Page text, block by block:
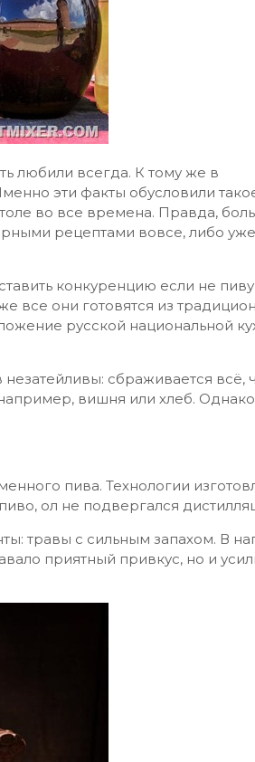
любили всегда. К тому же в
эти факты обусловили
во все времена. Правда,
рецептами вовсе, либо
конкуренцию если не
все они готовятся из
русской национальной
сбраживается всё,
вишня или хлеб.
пива. Технологии
ол не подвергался
травы с сильным запахом. В
приятный привкус, но и